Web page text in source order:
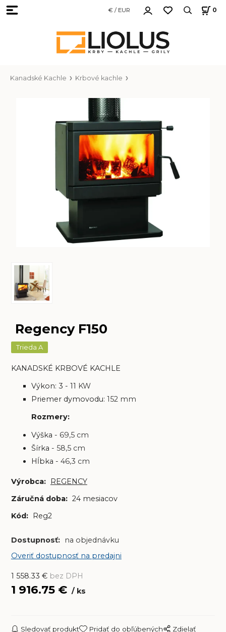
€ / EUR 0
Kanadské Kachle Krbové kachle
Regency F150
Trieda A
KANADSKÉ KRBOVÉ KACHLE
Výkon: 3 - 11 KW
Priemer dymovodu: 152 mm
Rozmery:
Výška - 69,5 cm
Šírka - 58,5 cm
Hĺbka - 46,3 cm
Výrobca:
REGENCY
Záručná doba: 24 mesiacov
Kód: Reg2
Dostupnosť:
na objednávku
Overiť dostupnosť na predajni
1 558.33 € bez DPH
1 916.75€ ks
Sledovať produkt Pridať do obľúbených Zdielať